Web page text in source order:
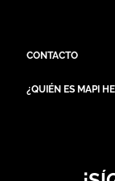
CONTACTO
¿QUIÉN ES MAPI